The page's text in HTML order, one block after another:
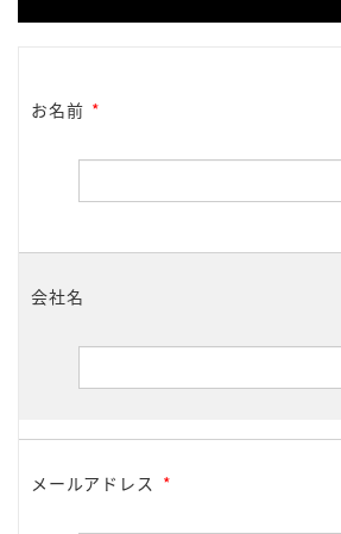
お名前 *
会社名
メールアドレス *